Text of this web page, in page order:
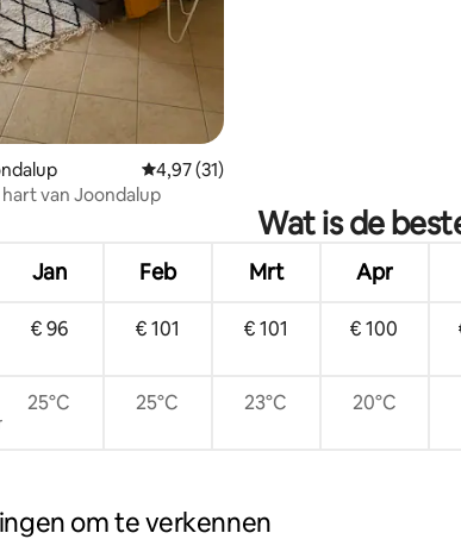
Gemiddelde beoordeling van 4,97 op 5,
4,97 (31)
van Joondalup
Wat is de
Jan Feb Mrt Apr
€ 96 € 101 € 101 € 100
25°C 25°C 23°C 20°C
om te verkennen